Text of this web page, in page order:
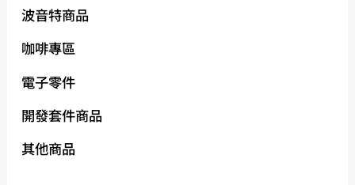
波音特商品
咖啡專區
電子零件
開發套件商品
其他商品